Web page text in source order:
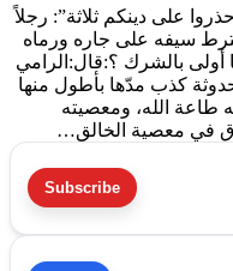
على دينكم ثلاثة”: رجلاً
سيفه على جاره ورماه
أولى بالشرك ؟:قال:الرامي
كذب مدّها بأطول منها
طاعة الله، ومعصيته
في معصية الخالق…
Subscribe